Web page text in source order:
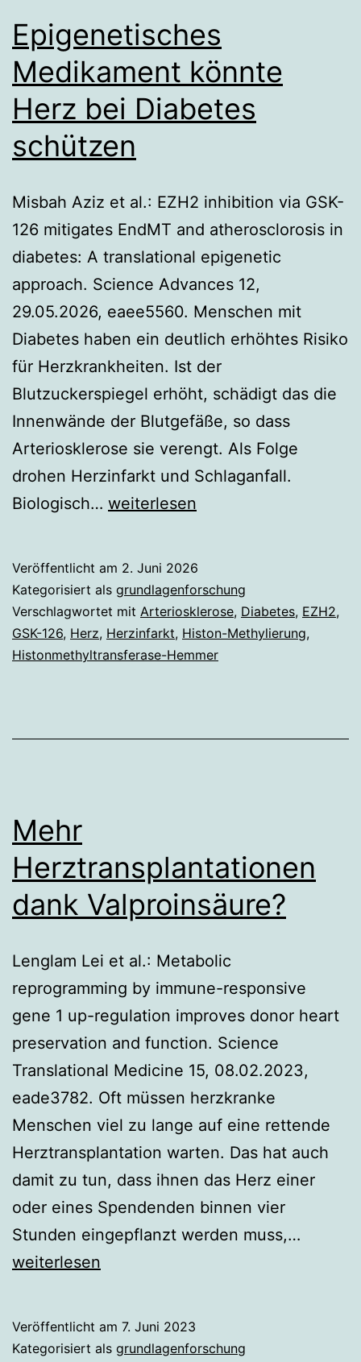
Epigenetisches
Medikament könnte
Herz bei Diabetes
schützen
Misbah Aziz et al.: EZH2 inhibition via GSK-
126 mitigates EndMT and atherosclorosis in
diabetes: A translational epigenetic
approach. Science Advances 12,
29.05.2026, eaee5560. Menschen mit
Diabetes haben ein deutlich erhöhtes Risiko
für Herzkrankheiten. Ist der
Blutzuckerspiegel erhöht, schädigt das die
Innenwände der Blutgefäße, so dass
Arteriosklerose sie verengt. Als Folge
drohen Herzinfarkt und Schlaganfall.
Biologisch… Epigenetisches
Herz
bei
Diabetes
schützen
weiterlesen
Veröffentlicht am 2. Juni 2026
Kategorisiert als grundlagenforschung
Verschlagwortet mit Arteriosklerose, Diabetes, EZH2,
GSK-126, Herz, Herzinfarkt, Histon-Methylierung,
Histonmethyltransferase-Hemmer
Mehr
Herztransplantationen
dank Valproinsäure?
Lenglam Lei et al.: Metabolic
reprogramming by immune-responsive
gene 1 up-regulation improves donor heart
preservation and function. Science
Translational Medicine 15, 08.02.2023,
eade3782. Oft müssen herzkranke
Menschen viel zu lange auf eine rettende
Herztransplantation warten. Das hat auch
damit zu tun, dass ihnen das Herz einer
oder eines Spendenden binnen vier
Stunden eingepflanzt werden muss,…
weiterlesen
Veröffentlicht am 7. Juni 2023
Kategorisiert als grundlagenforschung